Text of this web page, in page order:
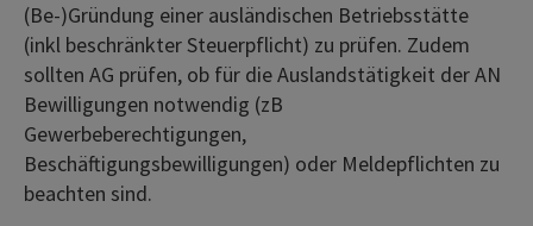
(Be-)Gründung einer ausländischen Betriebsstätte
(inkl beschränkter Steuerpflicht) zu prüfen. Zudem
sollten AG prüfen, ob für die Auslandstätigkeit der AN
Bewilligungen notwendig (zB
Gewerbeberechtigungen,
Beschäftigungsbewilligungen) oder Meldepflichten zu
beachten sind.